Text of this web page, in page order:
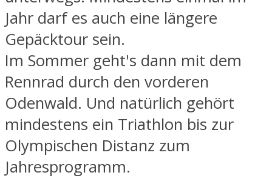
Jahr darf es auch eine längere
Gepäcktour sein.
Im Sommer geht's dann mit dem
Rennrad durch den vorderen
Odenwald. Und natürlich gehört
mindestens ein Triathlon bis zur
Olympischen Distanz zum
Jahresprogramm.